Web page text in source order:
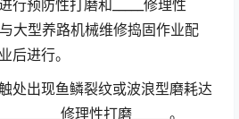
行预防性打磨和_____修理性
与大型养路机械维修捣固作业配
后进行。
处出现鱼鳞裂纹或波浪型磨耗达
修理性打磨______。